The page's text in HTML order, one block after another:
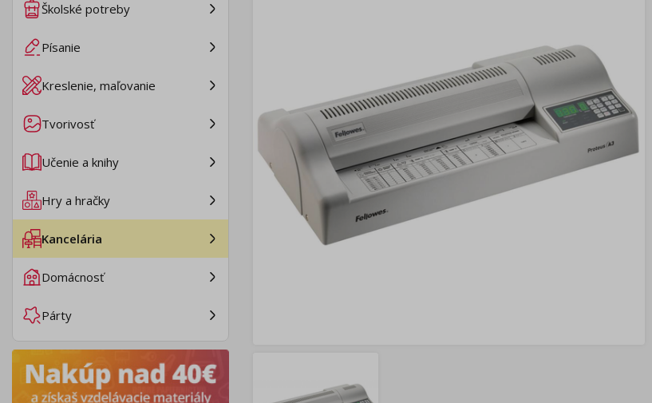
Školské potreby
Písanie
Kreslenie, maľovanie
Tvorivosť
Učenie a knihy
Hry a hračky
Kancelária
Domácnosť
Párty